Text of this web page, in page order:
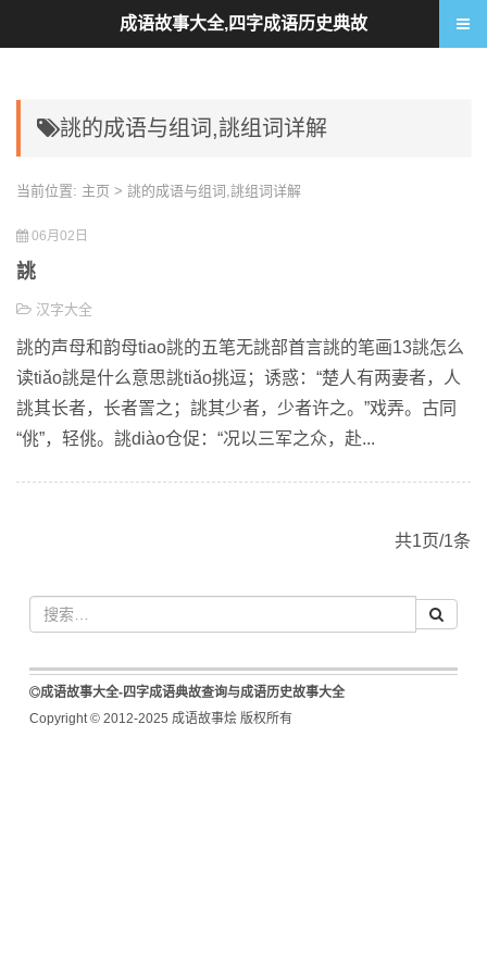
誂的成语与组词,誂组词详解
当前位置: 主页 > 誂的成语与组词,誂组词详解
06月02日
誂
汉字大全
誂的声母和韵母tiao誂的五笔无誂部首言誂的笔画13誂怎么
读tiǎo誂是什么意思誂tiǎo挑逗；诱惑：“楚人有两妻者，人
誂其长者，长者詈之；誂其少者，少者许之。”戏弄。古同
“佻”，轻佻。誂diào仓促：“况以三军之众，赴...
共1页/1条
成语故事大全-四字成语典故查询与成语历史故事大全
Copyright © 2012-2025 成语故事烩 版权所有
成语故事大全,四字成语历史典故